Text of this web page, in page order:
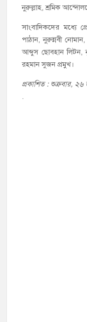
নুরুল্লাহ, শ্রমিক
সাংবাদিকদের মধ্যে
পাঠান, নুরুন্নবী নোমান,
আব্দুস ছোবহান লিটন,
রহমান সুজন প্রমুখ।
প্রকাশিত : শুক্রবার,